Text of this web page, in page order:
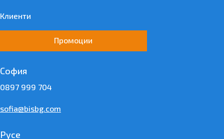
Клиенти
Промоции
София
0897 999 704
sofia@bisbg.com
Русе